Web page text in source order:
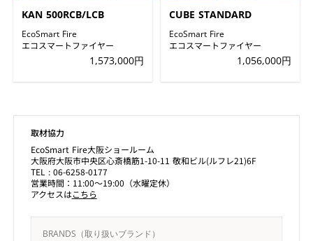
KAN 500RCB/LCB
EcoSmart Fire
エコスマートファイヤー
1,573,000円
CUBE STANDARD
EcoSmart Fire
エコスマートファイヤー
1,056,000円
取材協力
EcoSmart Fire大阪ショールーム
大阪府大阪市中央区心斎橋筋1-10-11 敬和ビル(ルフレ21)6F
TEL : 06-6258-0177
営業時間：11:00〜19:00（水曜定休）
アクセスはこちら
BRANDS（取り扱いブランド）